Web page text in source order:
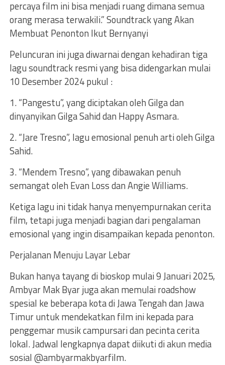
percaya film ini bisa menjadi ruang dimana semua
orang merasa terwakili.” Soundtrack yang Akan
Membuat Penonton Ikut Bernyanyi
Peluncuran ini juga diwarnai dengan kehadiran tiga
lagu soundtrack resmi yang bisa didengarkan mulai
10 Desember 2024 pukul :
1. “Pangestu”, yang diciptakan oleh Gilga dan
dinyanyikan Gilga Sahid dan Happy Asmara.
2. “Jare Tresno”, lagu emosional penuh arti oleh Gilga
Sahid.
3. “Mendem Tresno”, yang dibawakan penuh
semangat oleh Evan Loss dan Angie Williams.
Ketiga lagu ini tidak hanya menyempurnakan cerita
film, tetapi juga menjadi bagian dari pengalaman
emosional yang ingin disampaikan kepada penonton.
Perjalanan Menuju Layar Lebar
Bukan hanya tayang di bioskop mulai 9 Januari 2025,
Ambyar Mak Byar juga akan memulai roadshow
spesial ke beberapa kota di Jawa Tengah dan Jawa
Timur untuk mendekatkan film ini kepada para
penggemar musik campursari dan pecinta cerita
lokal. Jadwal lengkapnya dapat diikuti di akun media
sosial @ambyarmakbyarfilm.